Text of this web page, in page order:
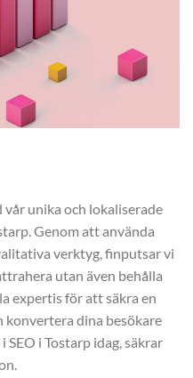
unika och lokaliserade
Genom att använda
verktyg, finputsar vi
utan även behålla
expertis för att säkra en
dina besökare
i Tostarp idag, säkrar